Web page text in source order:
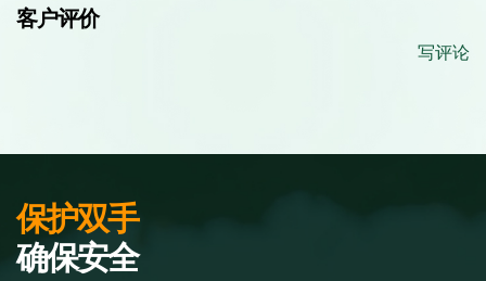
客户评价
写评论
保护双手
确保安全